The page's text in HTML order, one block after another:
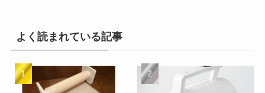
よく読まれている記事